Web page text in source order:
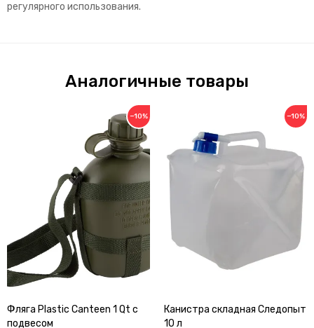
регулярного использования.
Аналогичные товары
−10%
Фляга Plastic Canteen 1 Qt с
подвесом
−10%
Канистра складная Следопыт
10 л